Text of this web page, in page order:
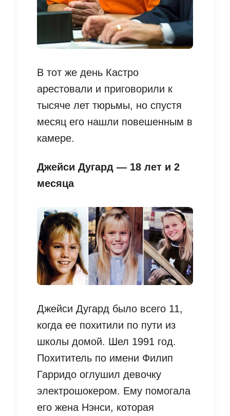
В тот же день Кастро
арестовали и приговорили к
тысяче лет тюрьмы, но спустя
месяц его нашли повешенным в
камере.
Джейси Дугард — 18 лет и 2
месяца
Джейси Дугард было всего 11,
когда ее похитили по пути из
школы домой. Шел 1991 год.
Похититель по имени Филип
Гарридо оглушил девочку
электрошокером. Ему помогала
его жена Нэнси, которая